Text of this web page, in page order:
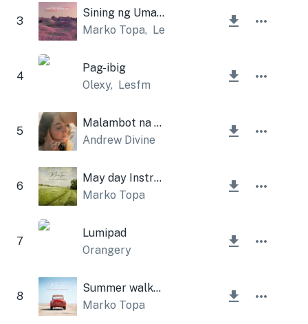
3
Sining ng Umaga
Marko Topa, Lesfm
4
Pag-ibig
Olexy, Lesfm
5
Malambot na Halik
Andrew Divine
6
May day Instrumental
Marko Topa
7
Lumipad
Orangery
8
Summer walker Instrumental
Marko Topa